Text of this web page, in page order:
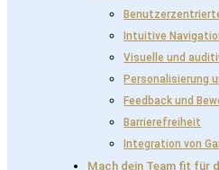
Intuitive
Visuelle und
Personalisierung
Feedback und
Barrierefreiheit
Integration von
Mach dein Team fit für